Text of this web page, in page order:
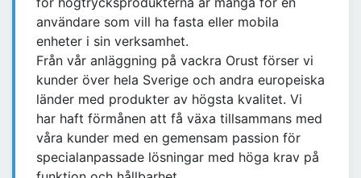
användare som vill ha fasta eller mobila
enheter i sin verksamhet.
Från vår anläggning på vackra Orust förser vi
kunder över hela Sverige och andra europeiska
länder med produkter av högsta kvalitet. Vi
har haft förmånen att få växa tillsammans med
våra kunder med en gemensam passion för
specialanpassade lösningar med höga krav på